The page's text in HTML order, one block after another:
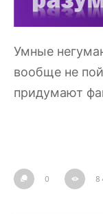
Умные
вообще не
придумают
0